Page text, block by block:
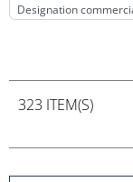
Designation
323 ITEM(S)